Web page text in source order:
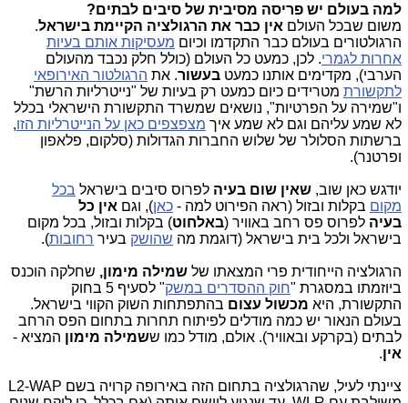
למה בעולם יש פריסה מסיבית של סיבים לבתים?
משום שבכל העולם אין כבר את הרגולציה הקיימת בישראל.
הרגולטורים בעולם כבר התקדמו וכיום מעסיקות אותם בעיות
אחרות לגמרי. לכן, כמעט כל העולם (כולל חלק נכבד מהעולם
הערבי), מקדימים אותנו כמעט בעשור. את הרגולטור האירופאי
לתקשורת מטרידים כיום כמעט רק בעיות של "נייטרליות הרשת"
ו"שמירה על הפרטיות", נושאים שמשרד התקשורת הישראלי בכלל
לא שמע עליהם וגם לא שמע איך מצפצפים כאן על הנייטרליות הזו,
ברשתות הסלולר של שלוש החברות הגדולות (סלקום, פלאפון
ופרטנר).
יודגש כאן שוב, שאין שום בעיה לפרוס סיבים בישראל בכל
מקום בקלות ובזול (ראה הפירוט למה - כאן), וגם אין כל
בעיה לפרוס פס רחב באוויר (באלחוט) בקלות ובזול, בכל מקום
בישראל ולכל בית בישראל (דוגמת מה שהושק בעיר רחובות).
הרגולציה הייחודית פרי המצאתו של שמילה מימון, שחלקה הוכנס
ביוזמתו במסגרת "חוק ההסדרים במשק
" לסעיף 5 בחוק
התקשורת, היא מכשול עצום בהתפתחות השוק הקווי בישראל.
בעולם הנאור יש כמה מודלים לפיתוח תחרות בתחום הפס הרחב
לבתים (בקרקע ובאוויר). אולם, מודל כמו ששמילה מימון המציא -
אין.
ציינתי לעיל, שהרגולציה בתחום הזה באירופה קרויה בשם L2-WAP